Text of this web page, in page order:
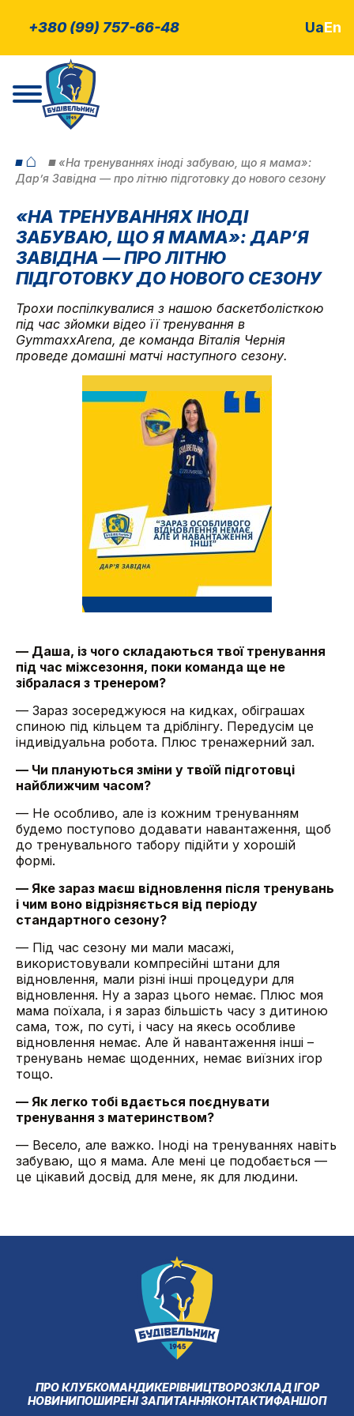
+380 (99) 757-66-48 UaEn
⌂
«На тренуваннях іноді забуваю, що я мама»:
Дарʼя Завідна — про літню підготовку до нового сезону
«НА ТРЕНУВАННЯХ ІНОДІ
ЗАБУВАЮ, ЩО Я МАМА»: ДАРʼЯ
ЗАВІДНА — ПРО ЛІТНЮ
ПІДГОТОВКУ ДО НОВОГО СЕЗОНУ
Трохи поспілкувалися з нашою баскетболісткою
під час зйомки відео її тренування в
GymmaxxArena, де команда Віталія Чернія
проведе домашні матчі наступного сезону.
— Даша, із чого складаються твої тренування
під час міжсезоння, поки команда ще не
зібралася з тренером?
— Зараз зосереджуюся на кидках, обіграшах
спиною під кільцем та дріблінгу. Передусім це
індивідуальна робота. Плюс тренажерний зал.
— Чи плануються зміни у твоїй підготовці
найближчим часом?
— Не особливо, але із кожним тренуванням
будемо поступово додавати навантаження, щоб
до тренувального табору підійти у хорошій
формі.
— Яке зараз маєш відновлення після тренувань
і чим воно відрізняється від періоду
стандартного сезону?
— Під час сезону ми мали масажі,
використовували компресійні штани для
відновлення, мали різні інші процедури для
відновлення. Ну а зараз цього немає. Плюс моя
мама поїхала, і я зараз більшість часу з дитиною
сама, тож, по суті, і часу на якесь особливе
відновлення немає. Але й навантаження інші –
тренувань немає щоденних, немає виїзних ігор
тощо.
— Як легко тобі вдається поєднувати
тренування з материнством?
— Весело, але важко. Іноді на тренуваннях навіть
забуваю, що я мама. Але мені це подобається —
це цікавий досвід для мене, як для людини.
ПРО КЛУБКОМАНДИКЕРІВНИЦТВОРОЗКЛАД ІГОР
НОВИНИПОШИРЕНІ ЗАПИТАННЯКОНТАКТИФАНШОП